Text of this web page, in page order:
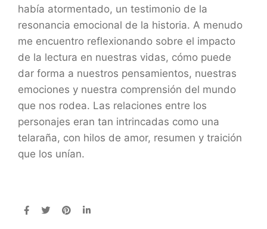
había atormentado, un testimonio de la
resonancia emocional de la historia. A menudo
me encuentro reflexionando sobre el impacto
de la lectura en nuestras vidas, cómo puede
dar forma a nuestros pensamientos, nuestras
emociones y nuestra comprensión del mundo
que nos rodea. Las relaciones entre los
personajes eran tan intrincadas como una
telaraña, con hilos de amor, resumen y traición
que los unían.